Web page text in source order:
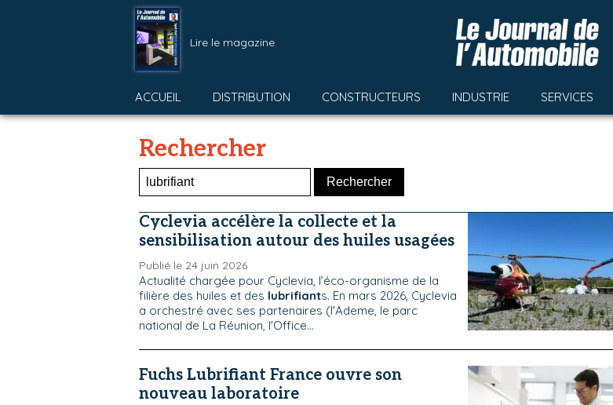
Lire le magazine
ACCUEIL DISTRIBUTION CONSTRUCTEURS INDUSTRIE SERVICES
Rechercher
Cyclevia accélère la collecte et la
sensibilisation autour des huiles usagées
Publié le 24 juin 2026
Actualité chargée pour Cyclevia, l’éco-organisme de la
filière des huiles et des lubrifiants. En mars 2026, Cyclevia
a orchestré avec ses partenaires (l'Ademe, le parc
national de La Réunion, l'Office...
Fuchs Lubrifiant France ouvre son
nouveau laboratoire